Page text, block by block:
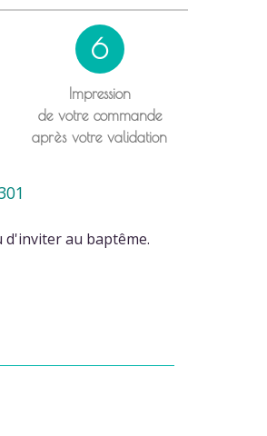
6
Impression
de votre commande
après votre validation
d'inviter au baptême.